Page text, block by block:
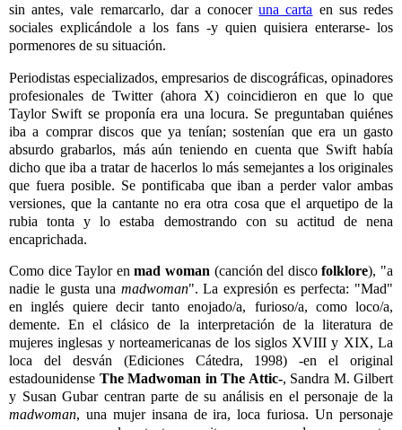
sin antes, vale remarcarlo, dar a conoceruna carta en sus redes
sociales explicándole a los fans -y quien quisiera enterarse- los
pormenores de su situación.
Periodistas especializados, empresarios de discográficas, opinadores
profesionales de Twitter (ahora X) coincidieron en que lo que
Taylor Swift se proponía era una locura. Se preguntaban quiénes
iba a comprar discos que ya tenían; sostenían que era un gasto
absurdo grabarlos, más aún teniendo en cuenta que Swift había
dicho que iba a tratar de hacerlos lo más semejantes a los originales
que fuera posible. Se pontificaba que iban a perder valor ambas
versiones, que la cantante no era otra cosa que el arquetipo de la
rubia tonta y lo estaba demostrando con su actitud de nena
encaprichada.
Como dice Taylor enmad woman (canción del discofolklore), "a
nadie le gusta una madwoman". La expresión es perfecta: "Mad"
en inglés quiere decir tanto enojado/a, furioso/a, como loco/a,
demente. En el clásico de la interpretación de la literatura de
mujeres inglesas y norteamericanas de los siglos XVIII y XIX, La
loca del desván (Ediciones Cátedra, 1998) -en el original
estadounidense The Madwoman in The Attic-, Sandra M. Gilbert
y Susan Gubar centran parte de su análisis en el personaje de la
madwoman, una mujer insana de ira, loca furiosa. Un personaje